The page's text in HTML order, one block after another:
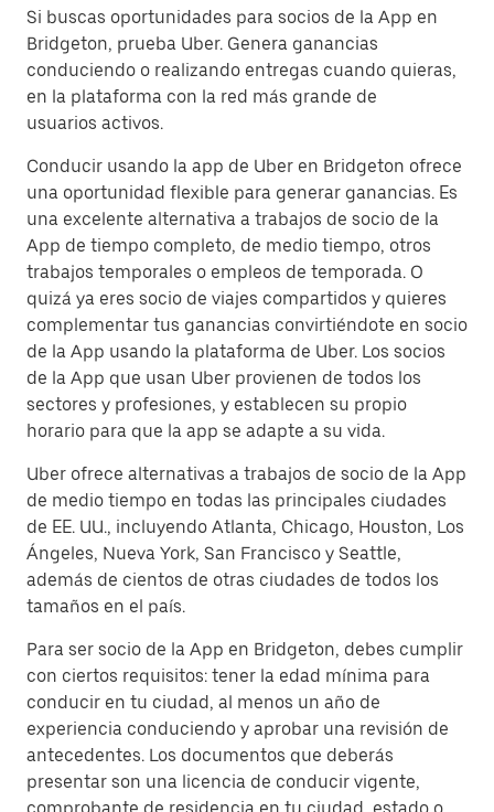
Si buscas oportunidades para socios de la App en
Bridgeton, prueba Uber. Genera ganancias
conduciendo o realizando entregas cuando quieras,
en la plataforma con la red más grande de
usuarios activos.
Conducir usando la app de Uber en Bridgeton ofrece
una oportunidad flexible para generar ganancias. Es
una excelente alternativa a trabajos de socio de la
App de tiempo completo, de medio tiempo, otros
trabajos temporales o empleos de temporada. O
quizá ya eres socio de viajes compartidos y quieres
complementar tus ganancias convirtiéndote en socio
de la App usando la plataforma de Uber. Los socios
de la App que usan Uber provienen de todos los
sectores y profesiones, y establecen su propio
horario para que la app se adapte a su vida.
Uber ofrece alternativas a trabajos de socio de la App
de medio tiempo en todas las principales ciudades
de EE. UU., incluyendo Atlanta, Chicago, Houston, Los
Ángeles, Nueva York, San Francisco y Seattle,
además de cientos de otras ciudades de todos los
tamaños en el país.
Para ser socio de la App en Bridgeton, debes cumplir
con ciertos requisitos: tener la edad mínima para
conducir en tu ciudad, al menos un año de
experiencia conduciendo y aprobar una revisión de
antecedentes. Los documentos que deberás
presentar son una licencia de conducir vigente,